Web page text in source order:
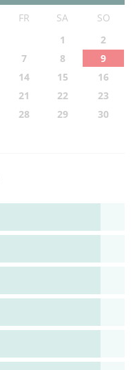
FR SA
SO
1
2
7 8
9
14 15
16
21 22
23
28 29
30